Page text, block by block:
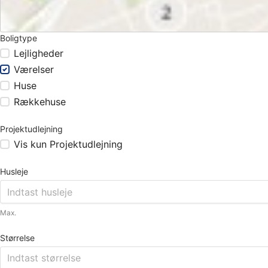
Boligtype
Lejligheder
Værelser
Huse
Rækkehuse
Projektudlejning
Vis kun Projektudlejning
Husleje
Max.
Størrelse